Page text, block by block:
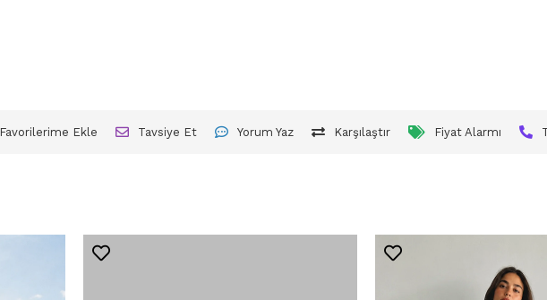
Favorilerime Ekle Tavsiye Et Yorum Yaz Karşılaştır Fiyat Alarmı